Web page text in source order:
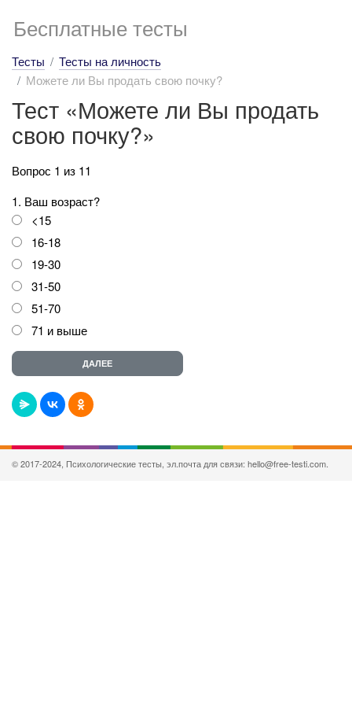
Бесплатные тесты
Тесты
Тесты на личность
Можете ли Вы продать свою почку?
Тест «Можете ли Вы продать
свою почку?»
Вопрос 1 из 11
1. Ваш возраст?
<15
16-18
19-30
31-50
51-70
71 и выше
© 2017-2024, Психологические тесты, эл.почта для связи: hello@free-testi.com.